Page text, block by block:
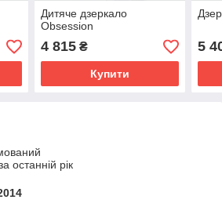
Дитяче дзеркало
Obsession
4 815₴
Купити
5
останній рік